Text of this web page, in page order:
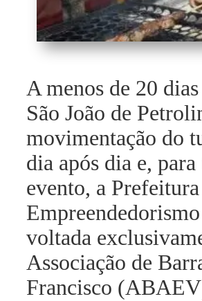
A menos de 20
São João de
movimentação do
dia após dia e,
evento, a
voltada
Associação de
Francisco